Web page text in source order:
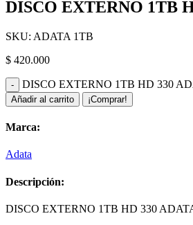
DISCO EXTERNO 1TB
SKU: ADATA 1TB
$ 420.000
DISCO EXTERNO 1TB HD 330
Añadir al carrito ¡Comprar!
Marca:
Adata
Descripción:
DISCO EXTERNO 1TB HD 330